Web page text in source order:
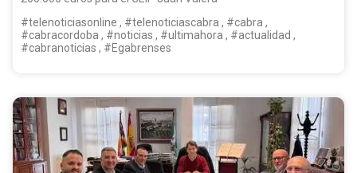
#telenoticiasonline , #telenoticiascabra , #cabra ,
#cabracordoba , #noticias , #ultimahora , #actualidad ,
#cabranoticias , #Egabrenses